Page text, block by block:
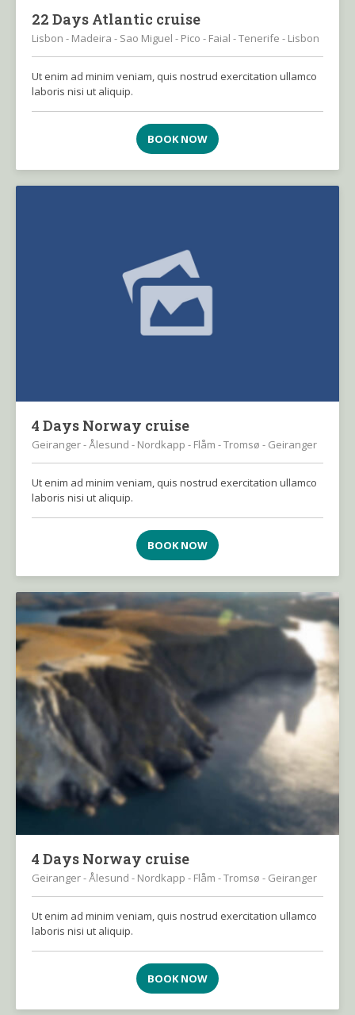
22 Days Atlantic cruise
Lisbon - Madeira - Sao Miguel - Pico - Faial - Tenerife - Lisbon
Ut enim ad minim veniam, quis nostrud exercitation ullamco
laboris nisi ut aliquip.
BOOK NOW
4 Days Norway cruise
Geiranger - Ålesund - Nordkapp - Flåm - Tromsø - Geiranger
Ut enim ad minim veniam, quis nostrud exercitation ullamco
laboris nisi ut aliquip.
BOOK NOW
4 Days Norway cruise
Geiranger - Ålesund - Nordkapp - Flåm - Tromsø - Geiranger
Ut enim ad minim veniam, quis nostrud exercitation ullamco
laboris nisi ut aliquip.
BOOK NOW